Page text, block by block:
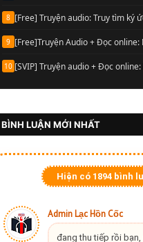
8
9
10
BÌNH LUẬN MỚI NHẤT
Hiện có 1894 bình
Admin Lạc Hồn Cốc
đang thu tiếp rồi bạn,